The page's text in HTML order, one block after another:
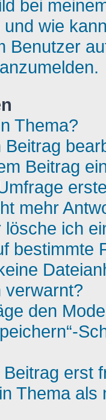
bei
wie
Benutzer
Thema?
Beitrag
mehr
ich
bestimmte
verwarnt?
den
erst
Thema als